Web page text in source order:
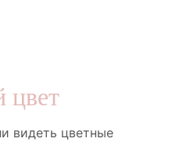
цвет
видеть цветные